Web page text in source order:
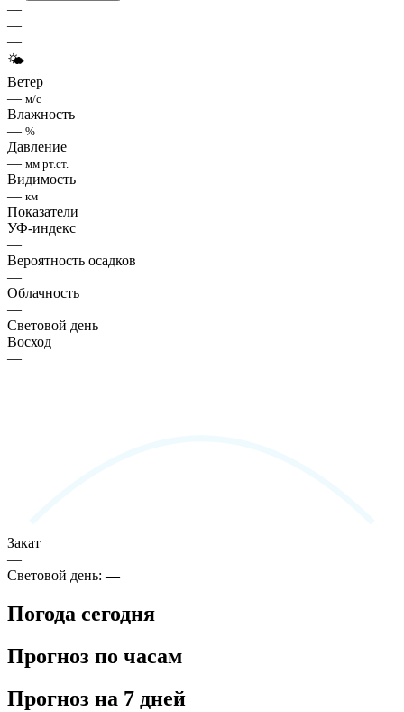
—
—
—
🌤
Ветер
— м/с
Влажность
— %
Давление
— мм рт.ст.
Видимость
— км
Показатели
УФ-индекс
—
Вероятность осадков
—
Облачность
—
Световой день
Восход
—
Закат
—
Световой день:—
Погода сегодня
Прогноз по часам
Прогноз на 7 дней